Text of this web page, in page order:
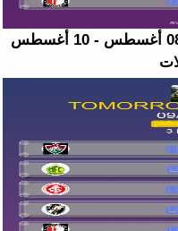
جدول مباريات هذا الأسبوع السبت 08 أغسطس - 10 أغسطس